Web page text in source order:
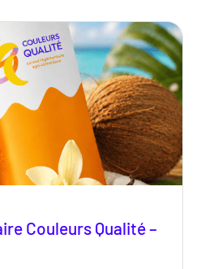
Couleurs Qualité –